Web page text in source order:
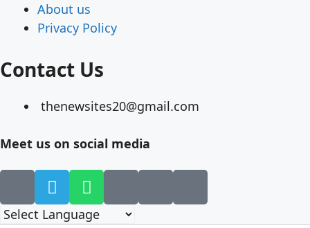
About us
Privacy Policy
Contact Us
thenewsites20@gmail.com
Meet us on social media